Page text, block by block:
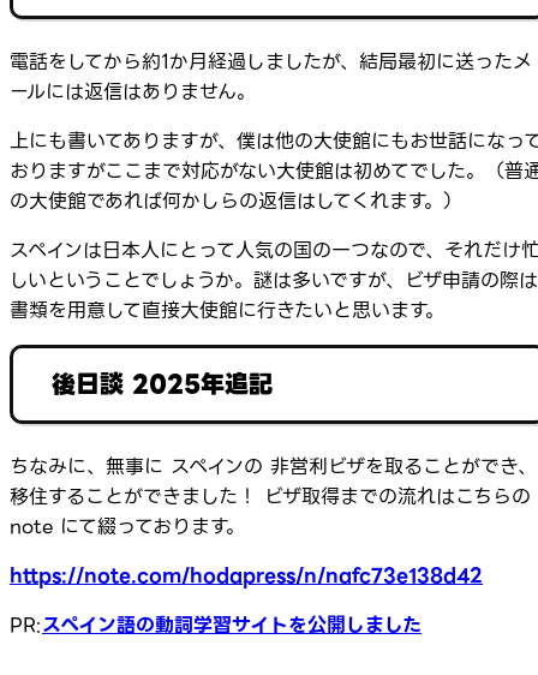
電話をしてから約1か月経過しましたが、結局最初に送ったメ
ールには返信はありません。
上にも書いてありますが、僕は他の大使館にもお世話になっ
おりますがここまで対応がない大使館は初めてでした。（普
の大使館であれば何かしらの返信はしてくれます。）
スペインは日本人にとって人気の国の一つなので、それだけ
しいということでしょうか。謎は多いですが、ビザ申請の際は
書類を用意して直接大使館に行きたいと思います。
後日談 2025年追記
ちなみに、無事に スペインの 非営利ビザを取ることができ、
移住することができました！ ビザ取得までの流れはこちらの
note にて綴っております。
https://note.com/hodapress/n/nafc73e138d42
PR:スペイン語の動詞学習サイトを公開しました